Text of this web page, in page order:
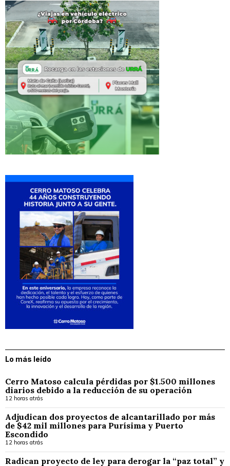
Lo más leído
Cerro Matoso calcula pérdidas por $1.500 millones
diarios debido a la reducción de su operación
12 horas atrás
Adjudican dos proyectos de alcantarillado por más
de $42 mil millones para Purísima y Puerto
Escondido
12 horas atrás
Radican proyecto de ley para derogar la “paz total” y